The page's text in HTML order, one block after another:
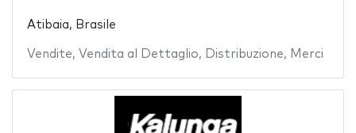
Atibaia, Brasile
Vendite, Vendita al Dettaglio, Distribuzione, Merci